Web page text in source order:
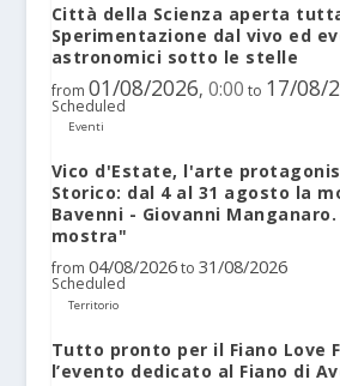
Città della Scienza aperta
Sperimentazione dal vivo ed
astronomici sotto le stelle
from 01/08/2026, 0:00 to 17/08/
Scheduled
Eventi
Vico d'Estate, l'arte
Storico: dal 4 al 31 agosto la
Bavenni - Giovanni
mostra"
from 04/08/2026 to 31/08/2026
Scheduled
Territorio
Tutto pronto per il Fiano Love
l’evento dedicato al Fiano di